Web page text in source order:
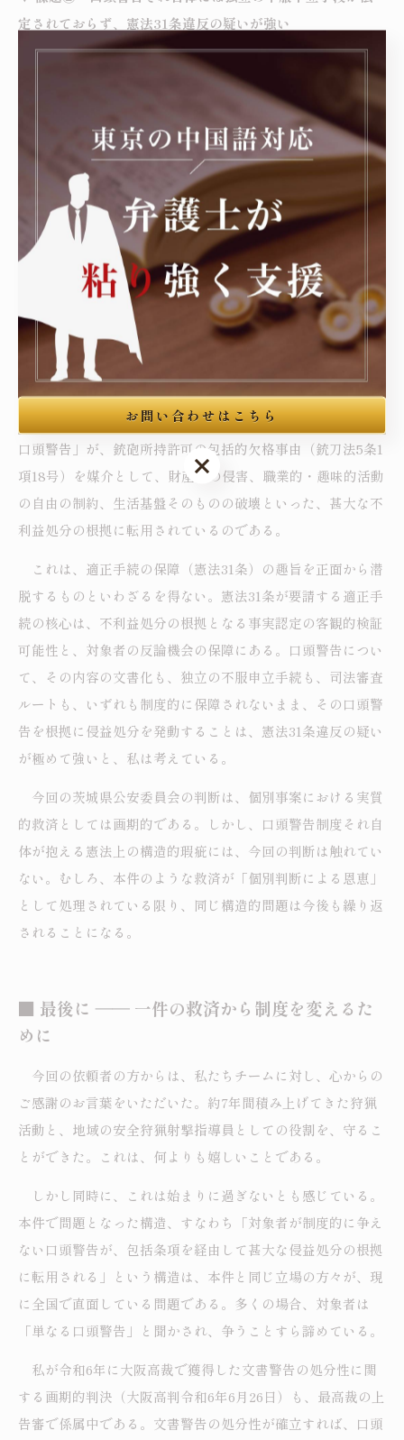
定されておらず、憲法31条違反の疑いが強い
より深刻なのは、二つ目の課題である。
ストーカー規制法は、口頭警告について、独立した不服申
立手段を一切法定していない。文書警告ですら処分性が判例
上否定されてきた現状において、口頭警告は、なおさら司法
的な争訟ルートが事実上閉ざされている。行政手続法36条の
2の中止申出制度も、警察側が「行政指導にも至らない事実
上の措置」と整理してしまえば、その適用範囲から外れると
されかねない。
すなわち、対象者は、口頭警告が出された瞬間に、その内
容を文書で確認することも、事実認定を争うことも、司法的
に救済を求めることも、制度的に閉ざされている状態に置か
れる。
ところが、その「対象者が制度的に防御の足場を持たない
口頭警告」が、銃砲所持許可の包括的欠格事由（銃刀法5条1
項18号）を媒介として、財産権の侵害、職業的・趣味的活動
の自由の制約、生活基盤そのものの破壊といった、甚大な不
利益処分の根拠に転用されているのである。
これは、適正手続の保障（憲法31条）の趣旨を正面から潜
脱するものといわざるを得ない。憲法31条が要請する適正手
続の核心は、不利益処分の根拠となる事実認定の客観的検証
可能性と、対象者の反論機会の保障にある。口頭警告につい
て、その内容の文書化も、独立の不服申立手続も、司法審査
ルートも、いずれも制度的に保障されないまま、その口頭警
告を根拠に侵益処分を発動することは、憲法31条違反の疑い
が極めて強いと、私は考えている。
今回の茨城県公安委員会の判断は、個別事案における実質
的救済としては画期的である。しかし、口頭警告制度それ自
体が抱える憲法上の構造的瑕疵には、今回の判断は触れてい
ない。むしろ、本件のような救済が「個別判断による恩恵」
として処理されている限り、同じ構造的問題は今後も繰り返
されることになる。
■ 最後に ―― 一件の救済から制度を変えるた
めに
今回の依頼者の方からは、私たちチームに対し、心からの
ご感謝のお言葉をいただいた。約7年間積み上げてきた狩猟
活動と、地域の安全狩猟射撃指導員としての役割を、守るこ
とができた。これは、何よりも嬉しいことである。
しかし同時に、これは始まりに過ぎないとも感じている。
本件で問題となった構造、すなわち「対象者が制度的に争え
ない口頭警告が、包括条項を経由して甚大な侵益処分の根拠
に転用される」という構造は、本件と同じ立場の方々が、現
に全国で直面している問題である。多くの場合、対象者は
「単なる口頭警告」と聞かされ、争うことすら諦めている。
私が令和6年に大阪高裁で獲得した文書警告の処分性に関
する画期的判決（大阪高判令和6年6月26日）も、最高裁の上
告審で係属中である。文書警告の処分性が確立すれば、口頭
お問い合わせはこちら
お問い合わせはこちら